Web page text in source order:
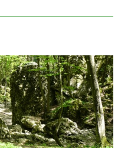
eltünteti a vizet